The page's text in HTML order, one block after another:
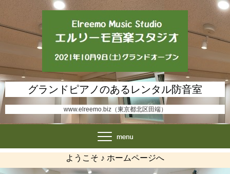
グランドピアノのあるレンタル防音室
www.elreemo.biz（東京都北区田端）
ようこそ ♪ ホームページへ